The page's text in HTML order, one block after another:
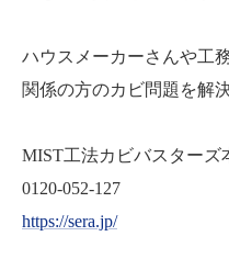
ハウスメーカーさんや工
関係の方のカビ問題を解
MIST工法カビバスターズ
0120-052-127
https://sera.jp/